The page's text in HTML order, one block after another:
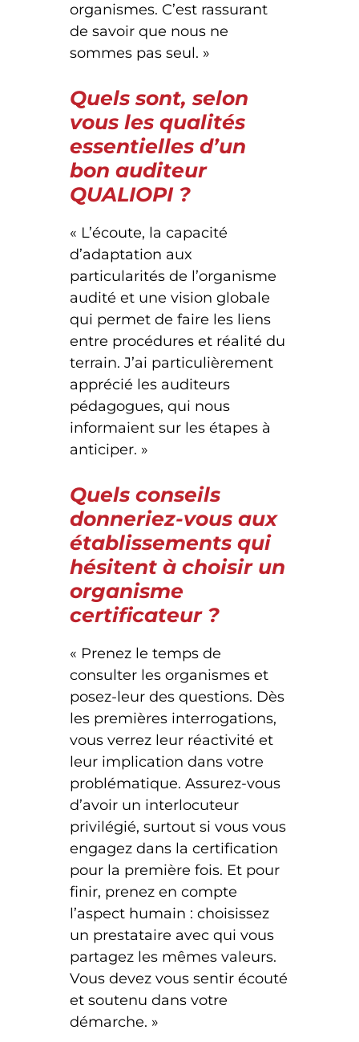
organismes. C’est rassurant
de savoir que nous ne
sommes pas seul. »
Quels sont, selon
vous les qualités
essentielles d’un
bon auditeur
QUALIOPI ?
« L’écoute, la capacité
d’adaptation aux
particularités de l’organisme
audité et une vision globale
qui permet de faire les liens
entre procédures et réalité du
terrain. J’ai particulièrement
apprécié les auditeurs
pédagogues, qui nous
informaient sur les étapes à
anticiper. »
Quels conseils
donneriez-vous aux
établissements qui
hésitent à choisir un
organisme
certificateur ?
« Prenez le temps de
consulter les organismes et
posez-leur des questions. Dès
les premières interrogations,
vous verrez leur réactivité et
leur implication dans votre
problématique. Assurez-vous
d’avoir un interlocuteur
privilégié, surtout si vous vous
engagez dans la certification
pour la première fois. Et pour
finir, prenez en compte
l’aspect humain : choisissez
un prestataire avec qui vous
partagez les mêmes valeurs.
Vous devez vous sentir écouté
et soutenu dans votre
démarche. »